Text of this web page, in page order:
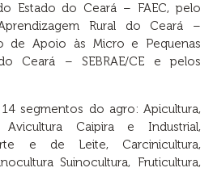
Estado do Ceará – FAEC, pelo
Rural do Ceará –
de Apoio às Micro e Pequenas
Ceará – SEBRAE/CE e pelos
segmentos do agro: Apicultura,
Caipira e Industrial,
e de Leite, Carcinicultura,
Suinocultura, Fruticultura,